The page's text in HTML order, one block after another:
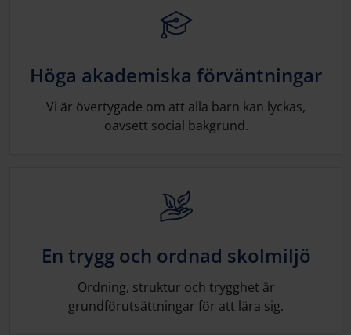
Höga akademiska förväntningar
Vi är övertygade om att alla barn kan lyckas,
oavsett social bakgrund.
En trygg och ordnad skolmiljö
Ordning, struktur och trygghet är
grundförutsättningar för att lära sig.